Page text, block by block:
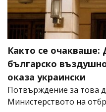
Както се очакваше:
българско
оказа украински
Потвърждение за това
Министерството на